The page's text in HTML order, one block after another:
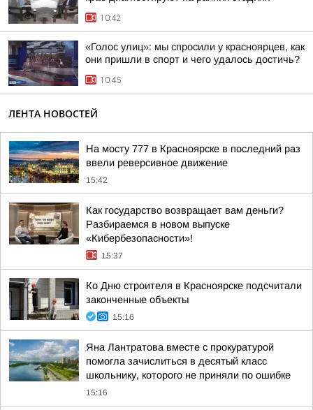
10:42
«Голос улиц»: мы спросили у красноярцев, как
они пришли в спорт и чего удалось достичь?
10:45
ЛЕНТА НОВОСТЕЙ
На мосту 777 в Красноярске в последний раз
ввели реверсивное движение
15:42
Как государство возвращает вам деньги?
Разбираемся в новом выпуске
«Кибербезопасности»!
15:37
Ко Дню строителя в Красноярске подсчитали
законченные объекты
15:16
Яна Лантратова вместе с прокуратурой
помогла зачислиться в десятый класс
школьнику, которого не приняли по ошибке
15:16